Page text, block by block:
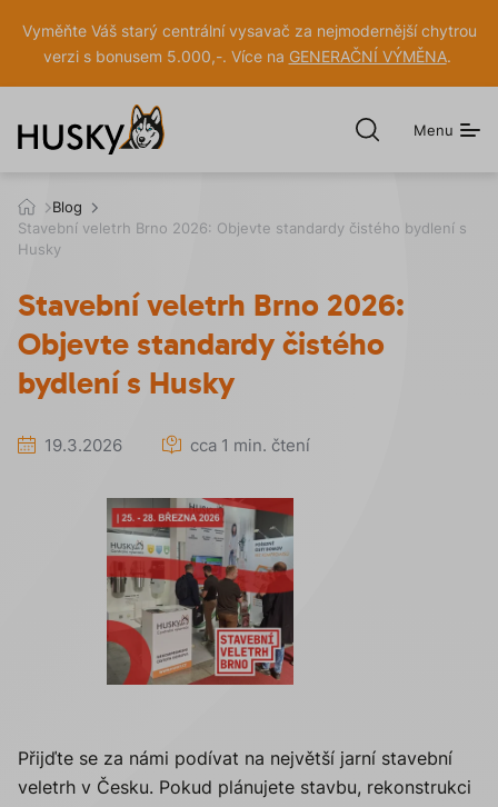
Vyměňte Váš starý centrální vysavač za nejmodernější chytrou
verzi s bonusem 5.000,-. Více na GENERAČNÍ VÝMĚNA.
OtevřítMenu
h
u
s
.
c
z
Blog
Stavební veletrh Brno 2026: Objevte standardy čistého bydlení s
Husky
Stavební veletrh Brno 2026:
Objevte standardy čistého
bydlení s Husky
19.3.2026 cca 1 min. čtení
Přijďte se za námi podívat na největší jarní stavební
veletrh v Česku. Pokud plánujete stavbu, rekonstrukci